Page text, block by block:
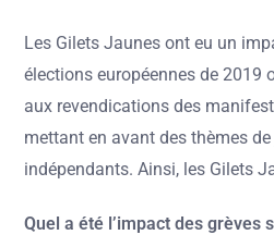
Les Gilets Jaunes ont eu un
élections européennes de 2019
aux revendications des
mettant en avant des thèmes
indépendants. Ainsi, les Gilets
Quel a été l’impact des grèves